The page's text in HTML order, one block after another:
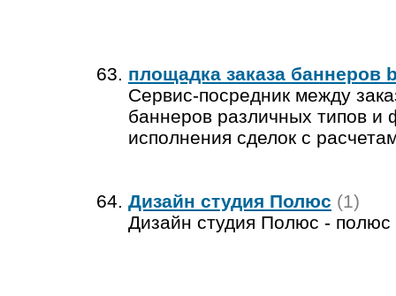
площадка заказа баннеров
Сервис-посредник между
баннеров различных типов и
исполнения сделок с
Дизайн студия Полюс (1)
Дизайн студия Полюс - полюс